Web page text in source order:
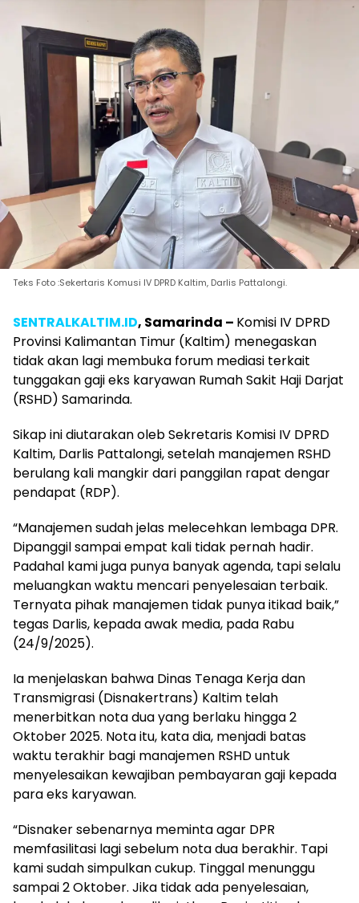
Teks Foto :Sekertaris Komusi IV DPRD Kaltim, Darlis Pattalongi.
SENTRALKALTIM.ID, Samarinda – Komisi IV DPRD
Provinsi Kalimantan Timur (Kaltim) menegaskan
tidak akan lagi membuka forum mediasi terkait
tunggakan gaji eks karyawan Rumah Sakit Haji Darjat
(RSHD) Samarinda.
Sikap ini diutarakan oleb Sekretaris Komisi IV DPRD
Kaltim, Darlis Pattalongi, setelah manajemen RSHD
berulang kali mangkir dari panggilan rapat dengar
pendapat (RDP).
“Manajemen sudah jelas melecehkan lembaga DPR.
Dipanggil sampai empat kali tidak pernah hadir.
Padahal kami juga punya banyak agenda, tapi selalu
meluangkan waktu mencari penyelesaian terbaik.
Ternyata pihak manajemen tidak punya itikad baik,”
tegas Darlis, kepada awak media, pada Rabu
(24/9/2025).
Ia menjelaskan bahwa Dinas Tenaga Kerja dan
Transmigrasi (Disnakertrans) Kaltim telah
menerbitkan nota dua yang berlaku hingga 2
Oktober 2025. Nota itu, kata dia, menjadi batas
waktu terakhir bagi manajemen RSHD untuk
menyelesaikan kewajiban pembayaran gaji kepada
para eks karyawan.
“Disnaker sebenarnya meminta agar DPR
memfasilitasi lagi sebelum nota dua berakhir. Tapi
kami sudah simpulkan cukup. Tinggal menunggu
sampai 2 Oktober. Jika tidak ada penyelesaian,